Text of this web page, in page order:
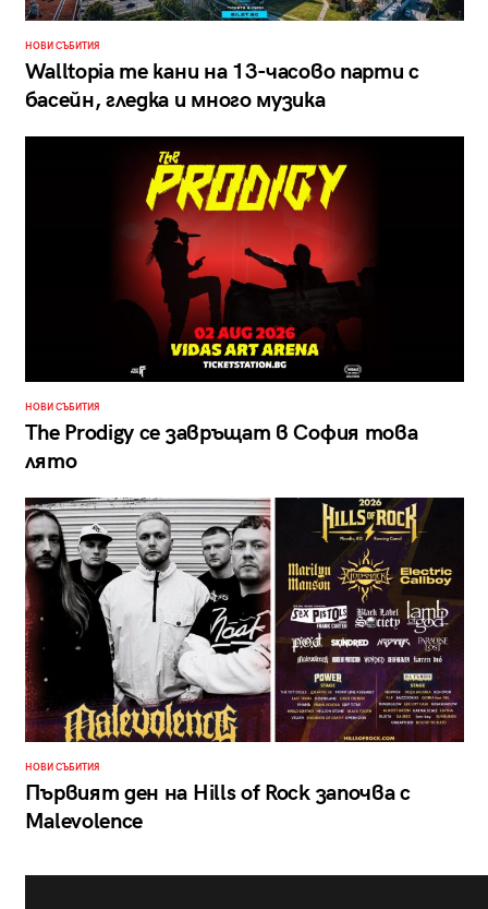
НОВИ СЪБИТИЯ
Walltopia те кани на 13-часово парти с
басейн, гледка и много музика
НОВИ СЪБИТИЯ
The Prodigy се завръщат в София това
лято
НОВИ СЪБИТИЯ
Първият ден на Hills of Rock започва с
Malevolence